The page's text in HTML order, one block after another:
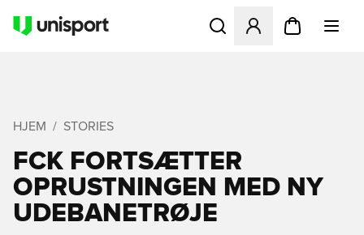
Åbner en Modal til at
HJEM STORIES
FCK FORTSÆTTER
OPRUSTNINGEN MED NY
UDEBANETRØJE